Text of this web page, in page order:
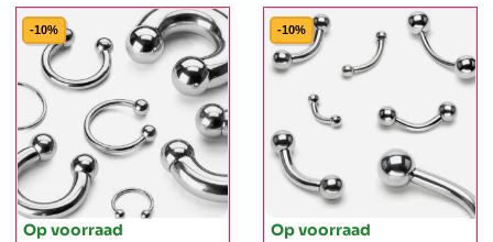
-10%
Op voorraad
-10%
Op voorraad